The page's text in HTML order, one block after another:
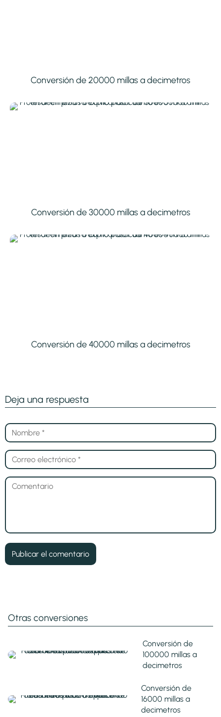
Conversión de 20000 millas a decimetros
Conversión de 30000 millas a decimetros
Conversión de 40000 millas a decimetros
Deja una respuesta
Otras conversiones
Conversión de
100000 millas a
decimetros
Conversión de
16000 millas a
decimetros